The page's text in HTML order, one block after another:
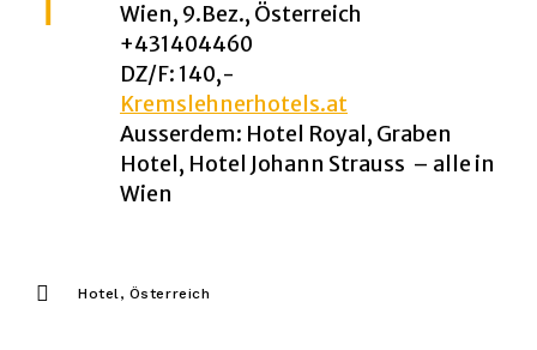
Wien, 9.Bez., Österreich
+431404460
DZ/F: 140,-
Kremslehnerhotels.at
Ausserdem: Hotel Royal, Graben
Hotel, Hotel Johann Strauss – alle in
Wien
Hotel Österreich